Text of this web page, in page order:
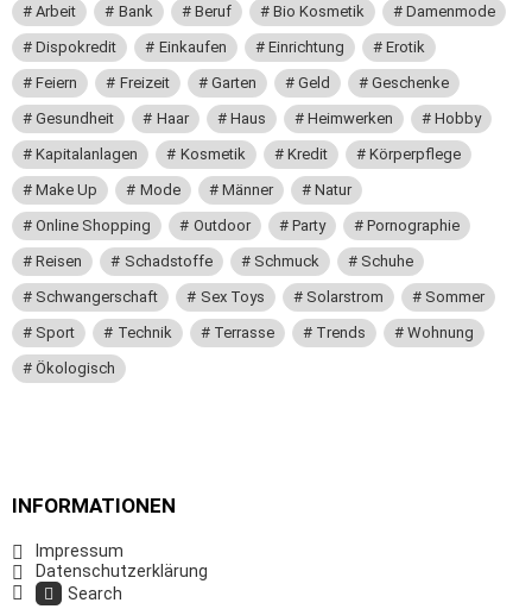
Arbeit Bank Beruf Bio Kosmetik
Damenmode
Dispokredit
Einkaufen Einrichtung
Erotik
Feiern
Freizeit Garten Geld
Geschenke
Gesundheit
Haar Haus Heimwerken
Hobby
Kapitalanlagen
Kosmetik Kredit
Körperpflege
Make Up
Mode Männer
Natur
Online Shopping
Outdoor Party
Pornographie
Reisen
Schadstoffe Schmuck
Schuhe
Schwangerschaft
Sex Toys Solarstrom
Sommer
Sport
Technik Terrasse Trends
Wohnung
Ökologisch
INFORMATIONEN
Impressum
Datenschutzerklärung
Search